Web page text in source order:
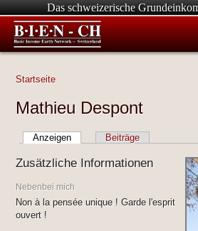
Das schweizerische
Startseite
Mathieu Despont
Anzeigen Beiträge
Zusätzliche Informationen
Nebenbei mich
Non à la pensée unique ! Garde l'esprit
ouvert !